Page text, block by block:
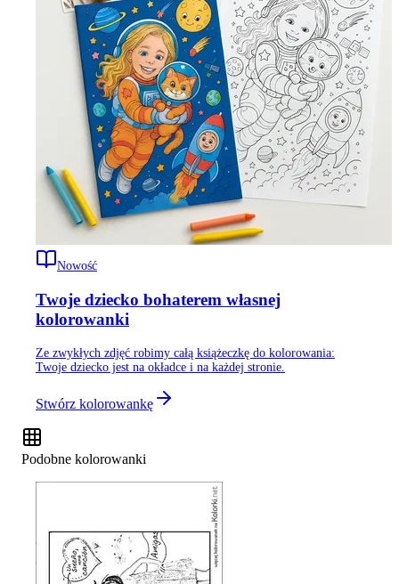
Nowość
Twoje dziecko bohaterem własnej
kolorowanki
Ze zwykłych zdjęć robimy całą książeczkę do kolorowania:
Twoje dziecko jest na okładce i na każdej stronie.
Stwórz kolorowankę
Podobne kolorowanki